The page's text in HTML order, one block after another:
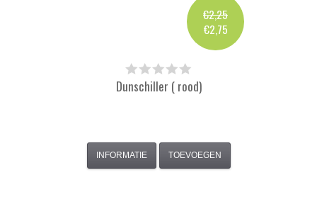
€2,25
€2,75
Dunschiller ( rood)
INFORMATIE TOEVOEGEN